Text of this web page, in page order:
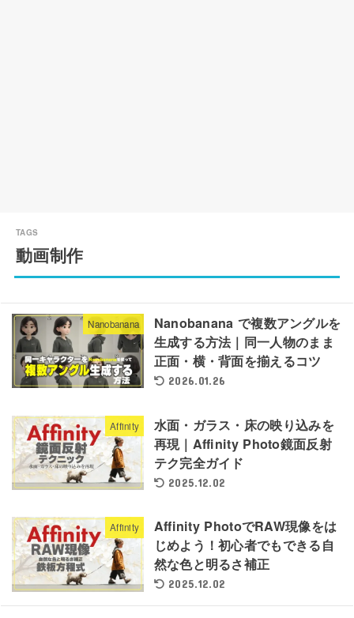
動画制作
Nanobanana
Nanobanana で複数アングルを
生成する方法｜同一人物のまま
正面・横・背面を揃えるコツ
2026.01.26
Affinity
水面・ガラス・床の映り込みを
再現｜Affinity Photo鏡面反射
テク完全ガイド
2025.12.02
Affinity
Affinity PhotoでRAW現像をは
じめよう！初心者でもできる自
然な色と明るさ補正
2025.12.02